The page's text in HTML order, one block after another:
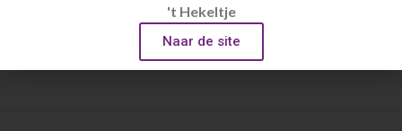
Statafellinnen
't Hekeltje
Naar de site